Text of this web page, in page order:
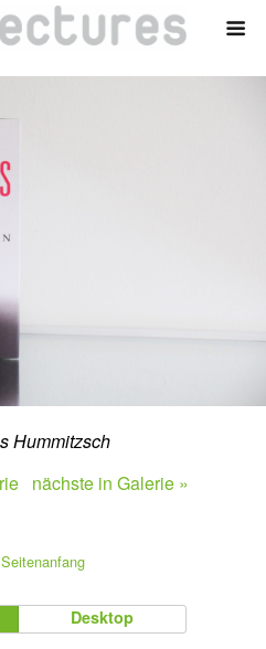
Hummitzsch
nächste in Galerie »
Desktop